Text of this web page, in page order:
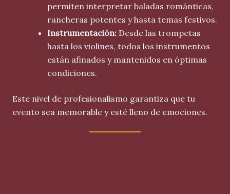
permiten interpretar baladas románticas,
rancheras potentes y hasta temas festivos.
Instrumentación: Desde las trompetas
hasta los violines, todos los instrumentos
están afinados y mantenidos en óptimas
condiciones.
Este nivel de profesionalismo garantiza que tu
evento sea memorable y esté lleno de emociones.